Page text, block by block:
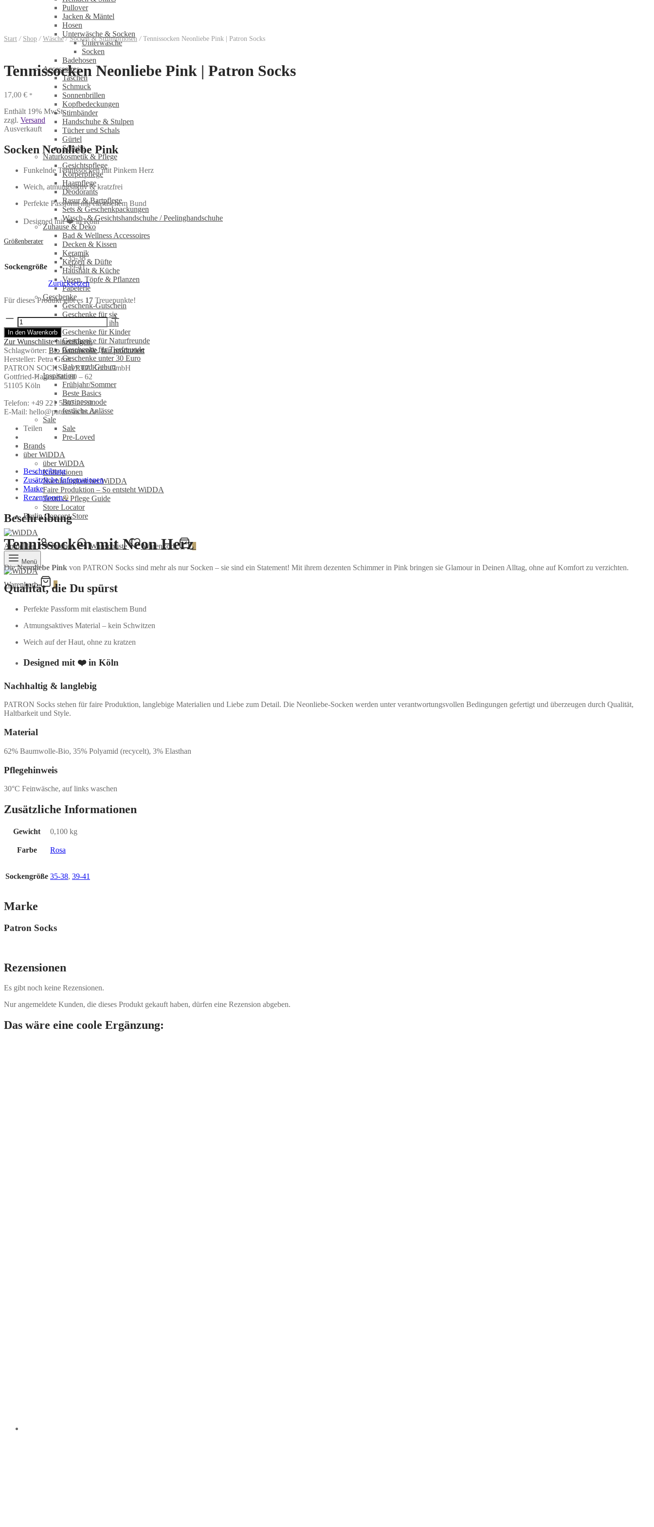
Pullover
Jacken & Mäntel
Hosen
Unterwäsche & Socken
Unterwäsche
Socken
Badehosen
Accessoires
Taschen
Schmuck
Sonnenbrillen
Kopfbedeckungen
Stirnbänder
Handschuhe & Stulpen
Tücher und Schals
Gürtel
Schuhe
Naturkosmetik & Pflege
Gesichtspflege
Körperpflege
Haarpflege
Deodorants
Rasur & Bartpflege
Sets & Geschenkpackungen
Wasch‑ & Gesichtshandschuhe / Peelinghandschuhe
Zuhause & Deko
Bad & Wellness Accessoires
Decken & Kissen
Keramik
Kerzen & Düfte
Haushalt & Küche
Vasen, Töpfe & Pflanzen
Papeterie
Geschenke
Geschenk-Gutschein
Geschenke für sie
Geschenke für ihn
Geschenke für Kinder
Geschenke für Naturfreunde
Geschenke für Tierfreunde
Geschenke unter 30 Euro
Baby und Geburt
Inspiration
Frühjahr/Sommer
Beste Basics
Businessmode
festliche Anlässe
Sale
Sale
Pre-Loved
Brands
über WiDDA
über WiDDA
Kollektionen
Nachhaltigkeit bei WiDDA
Faire Produktion – So entsteht WiDDA
Textil & Pflege Guide
Store Locator
Berlin Concept Store
Anmelden Suchen Wunschliste Warenkorb 0
Menü
Warenkorb 0
Start / Shop / Wäsche / Socken & Strumpfhosen /Tennissocken Neonliebe Pink | Patron Socks
Tennissocken Neonliebe Pink | Patron Socks
17,00 € *
Enthält 19% MwSt.
zzgl. Versand
Ausverkauft
Socken Neonliebe Pink
Funkelnde Tennissocken mit Pinkem Herz
Weich, atmungsaktiv & kratzfrei
Perfekte Passform mit elastischem Bund
Designed mit ❤️ in Köln
Größenberater
Sockengröße
35-38
39-41
Zurücksetzen
Für dieses Produkt gibt es 17 Treuepunkte!
Tennissocken
Neonliebe
Pink
|
Patron
Socks
Menge
In den Warenkorb
Zur Wunschliste hinzufügen.
Schlagwörter: Bio Baumwolle,fair produziert
Hersteller: Petra Groh
PATRON SOCKS c/o RTZ Köln GmbH
Gottfried-Hagen-Str. 60 – 62
51105 Köln
Telefon: +49 221 5607 2220
E-Mail: hello@patronsocks.de
Teilen
Beschreibung
Zusätzliche Informationen
Marke
Rezensionen0
Beschreibung
Tennissocken mit Neon Herz
DieNeonliebe Pink von PATRON Socks sind mehr als nur Socken – sie sind ein Statement! Mit ihrem dezenten Schimmer in Pink bringen sie Glamour in Deinen Alltag, ohne auf Komfort zu verzichten.
Qualität, die Du spürst
Perfekte Passform mit elastischem Bund
Atmungsaktives Material – kein Schwitzen
Weich auf der Haut, ohne zu kratzen
Designed mit ❤️ in Köln
Nachhaltig & langlebig
PATRON Socks stehen für faire Produktion, langlebige Materialien und Liebe zum Detail. Die Neonliebe-Socken werden unter verantwortungsvollen Bedingungen gefertigt und überzeugen durch Qualität,
Haltbarkeit und Style.
Material
62% Baumwolle-Bio, 35% Polyamid (recycelt), 3% Elasthan
Pflegehinweis
30°C Feinwäsche, auf links waschen
Zusätzliche Informationen
Gewicht 0,100 kg
Farbe Rosa
Sockengröße 35-38, 39-41
Marke
Patron Socks
Rezensionen
Es gibt noch keine Rezensionen.
Nur angemeldete Kunden, die dieses Produkt gekauft haben, dürfen eine Rezension abgeben.
Das wäre eine coole Ergänzung: